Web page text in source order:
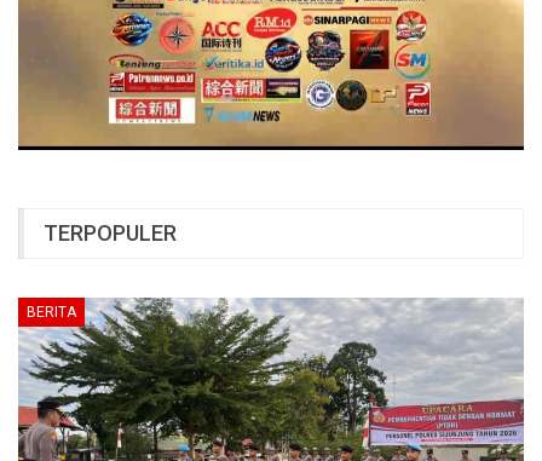
TERPOPULER
BERITA